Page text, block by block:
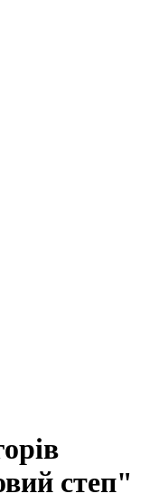
степ"